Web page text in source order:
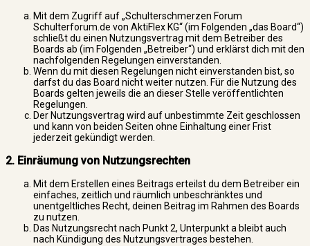
Mit dem Zugriff auf „Schulterschmerzen Forum
Schulterforum.de von AktiFlex KG“ (im Folgenden „das Board“)
schließt du einen Nutzungsvertrag mit dem Betreiber des
Boards ab (im Folgenden „Betreiber“) und erklärst dich mit den
nachfolgenden Regelungen einverstanden.
Wenn du mit diesen Regelungen nicht einverstanden bist, so
darfst du das Board nicht weiter nutzen. Für die Nutzung des
Boards gelten jeweils die an dieser Stelle veröffentlichten
Regelungen.
Der Nutzungsvertrag wird auf unbestimmte Zeit geschlossen
und kann von beiden Seiten ohne Einhaltung einer Frist
jederzeit gekündigt werden.
2. Einräumung von Nutzungsrechten
Mit dem Erstellen eines Beitrags erteilst du dem Betreiber ein
einfaches, zeitlich und räumlich unbeschränktes und
unentgeltliches Recht, deinen Beitrag im Rahmen des Boards
zu nutzen.
Das Nutzungsrecht nach Punkt 2, Unterpunkt a bleibt auch
nach Kündigung des Nutzungsvertrages bestehen.